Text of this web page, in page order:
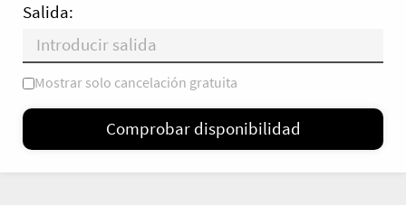
Salida:
L M X J V S D
—= Solo salida ×= Sin disponibilidad
Mostrar solo cancelación gratuita
Comprobar disponibilidad